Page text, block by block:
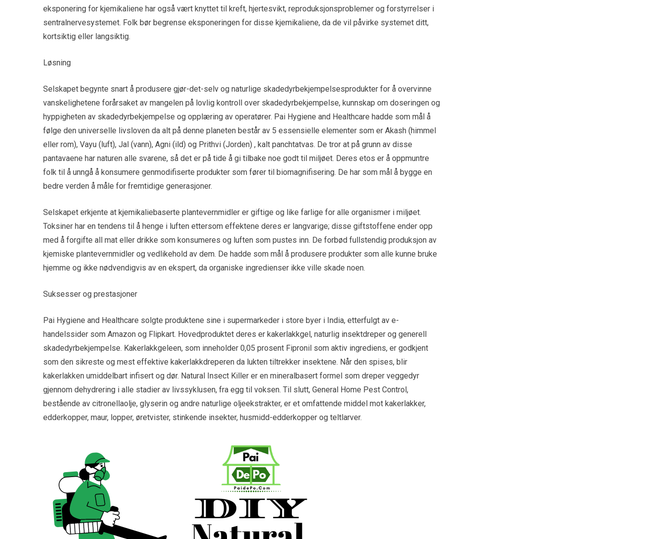
eksponering for kjemikaliene har også vært knyttet til kreft, hjertesvikt, reproduksjonsproblemer og forstyrrelser i
sentralnervesystemet. Folk bør begrense eksponeringen for disse kjemikaliene, da de vil påvirke systemet ditt,
kortsiktig eller langsiktig.
Løsning
Selskapet begynte snart å produsere gjør-det-selv og naturlige skadedyrbekjempelsesprodukter for å overvinne
vanskelighetene forårsaket av mangelen på lovlig kontroll over skadedyrbekjempelse, kunnskap om doseringen og
hyppigheten av skadedyrbekjempelse og opplæring av operatører. Pai Hygiene and Healthcare hadde som mål å
følge den universelle livsloven da alt på denne planeten består av 5 essensielle elementer som er Akash (himmel
eller rom), Vayu (luft), Jal (vann), Agni (ild) og Prithvi (Jorden) , kalt panchtatvas. De tror at på grunn av disse
pantavaene har naturen alle svarene, så det er på tide å gi tilbake noe godt til miljøet. Deres etos er å oppmuntre
folk til å unngå å konsumere genmodifiserte produkter som fører til biomagnifisering. De har som mål å bygge en
bedre verden å måle for fremtidige generasjoner.
Selskapet erkjente at kjemikaliebaserte plantevernmidler er giftige og like farlige for alle organismer i miljøet.
Toksiner har en tendens til å henge i luften ettersom effektene deres er langvarige; disse giftstoffene ender opp
med å forgifte all mat eller drikke som konsumeres og luften som pustes inn. De forbød fullstendig produksjon av
kjemiske plantevernmidler og vedlikehold av dem. De hadde som mål å produsere produkter som alle kunne bruke
hjemme og ikke nødvendigvis av en ekspert, da organiske ingredienser ikke ville skade noen.
Suksesser og prestasjoner
Pai Hygiene and Healthcare solgte produktene sine i supermarkeder i store byer i India, etterfulgt av e-
handelssider som Amazon og Flipkart. Hovedproduktet deres er kakerlakkgel, naturlig insektdreper og generell
skadedyrbekjempelse. Kakerlakkgeleen, som inneholder 0,05 prosent Fipronil som aktiv ingrediens, er godkjent
som den sikreste og mest effektive kakerlakkdreperen da lukten tiltrekker insektene. Når den spises, blir
kakerlakken umiddelbart infisert og dør. Natural Insect Killer er en mineralbasert formel som dreper veggedyr
gjennom dehydrering i alle stadier av livssyklusen, fra egg til voksen. Til slutt, General Home Pest Control,
bestående av citronellaolje, glyserin og andre naturlige oljeekstrakter, er et omfattende middel mot kakerlakker,
edderkopper, maur, lopper, øretvister, stinkende insekter, husmidd-edderkopper og teltlarver.